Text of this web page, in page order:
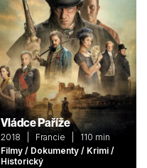
Vládce Paříže
2018 | Francie | 110 min
Filmy / Dokumenty / Krimi /
Historický